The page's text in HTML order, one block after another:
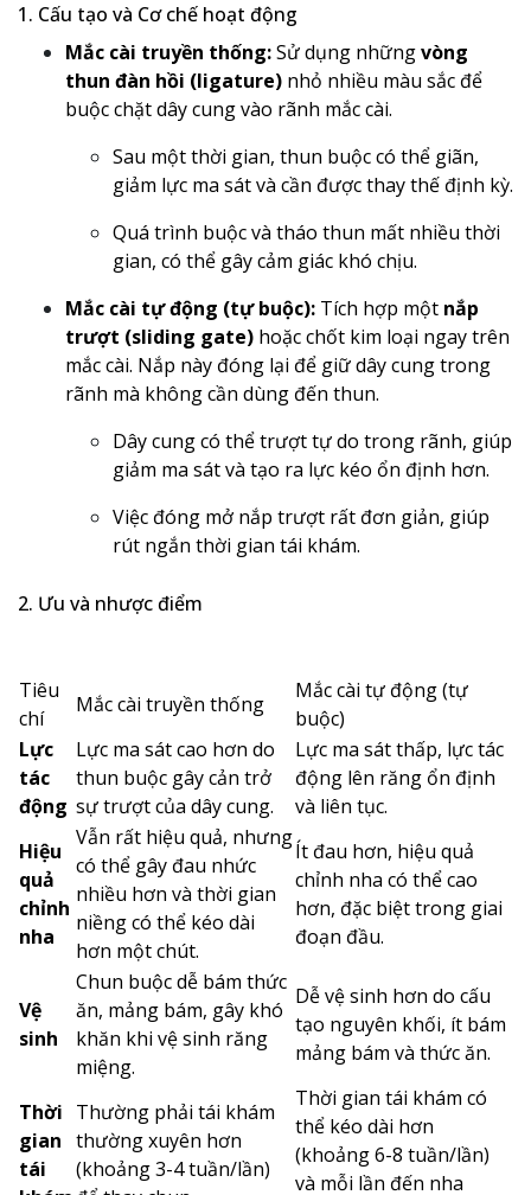
1. Cấu tạo và Cơ chế hoạt động
Mắc cài truyền thống:Sử dụng nhữngvòng
thun đàn hồi (ligature) nhỏ nhiều màu sắc để
buộc chặt dây cung vào rãnh mắc cài.
Sau một thời gian, thun buộc có thể giãn,
giảm lực ma sát và cần được thay thế định kỳ.
Quá trình buộc và tháo thun mất nhiều thời
gian, có thể gây cảm giác khó chịu.
Mắc cài tự động (tự buộc): Tích hợp một nắp
trượt (sliding gate) hoặc chốt kim loại ngay trên
mắc cài. Nắp này đóng lại để giữ dây cung trong
rãnh mà không cần dùng đến thun.
Dây cung có thể trượt tự do trong rãnh, giúp
giảm ma sát và tạo ra lực kéo ổn định hơn.
Việc đóng mở nắp trượt rất đơn giản, giúp
rút ngắn thời gian tái khám.
2. Ưu và nhược điểm
Tiêu
chí
Mắc cài truyền thống
Mắc cài tự động (tự
buộc)
Lực
tác
động
Lực ma sát cao hơn do
thun buộc gây cản trở
sự trượt của dây cung.
Lực ma sát thấp, lực tác
động lên răng ổn định
và liên tục.
Hiệu
quả
chỉnh
nha
Vẫn rất hiệu quả, nhưng
có thể gây đau nhức
nhiều hơn và thời gian
niềng có thể kéo dài
hơn một chút.
Ít đau hơn, hiệu quả
chỉnh nha có thể cao
hơn, đặc biệt trong giai
đoạn đầu.
Vệ
sinh
Chun buộc dễ bám thức
ăn, mảng bám, gây khó
khăn khi vệ sinh răng
miệng.
Dễ vệ sinh hơn do cấu
tạo nguyên khối, ít bám
mảng bám và thức ăn.
Thời
gian
tái
Thường phải tái khám
thường xuyên hơn
(khoảng 3-4 tuần/lần)
Thời gian tái khám có
thể kéo dài hơn
(khoảng 6-8 tuần/lần)
và mỗi lần đến nha